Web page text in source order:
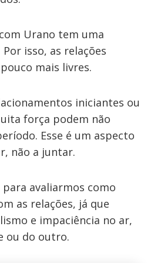
Urano tem uma
isso, as relações
mais livres.
iniciantes ou
força podem não
Esse é um aspecto
não a juntar.
avaliarmos como
as relações, já que
e impaciência no ar,
ou do outro.